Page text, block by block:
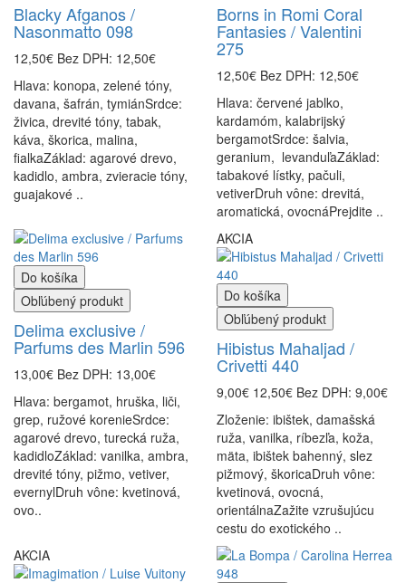
Blacky Afganos /
Nasonmatto 098
12,50€ Bez DPH: 12,50€
Hlava: konopa, zelené tóny,
davana, šafrán, tymiánSrdce:
živica, drevité tóny, tabak,
káva, škorica, malina,
fialkaZáklad: agarové drevo,
kadidlo, ambra, zvieracie tóny,
guajakové ..
Borns in Romi Coral
Fantasies / Valentini
275
12,50€ Bez DPH: 12,50€
Hlava: červené jablko,
kardamóm, kalabrijský
bergamotSrdce: šalvia,
geranium, levanduľaZáklad:
tabakové lístky, pačuli,
vetiverDruh vône: drevitá,
aromatická, ovocnáPrejdite ..
Do košíka
Obľúbený produkt
Delima exclusive /
Parfums des Marlin 596
13,00€ Bez DPH: 13,00€
Hlava: bergamot, hruška, liči,
grep, ružové korenieSrdce:
agarové drevo, turecká ruža,
kadidloZáklad: vanilka, ambra,
drevité tóny, pižmo, vetiver,
evernylDruh vône: kvetinová,
ovo..
AKCIA
Do košíka
Obľúbený produkt
Hibistus Mahaljad /
Crivetti 440
9,00€ 12,50€ Bez DPH: 9,00€
Zloženie: ibištek, damašská
ruža, vanilka, ríbezľa, koža,
mäta, ibištek bahenný, slez
pižmový, škoricaDruh vône:
kvetinová, ovocná,
orientálnaZažite vzrušujúcu
cestu do exotického ..
AKCIA